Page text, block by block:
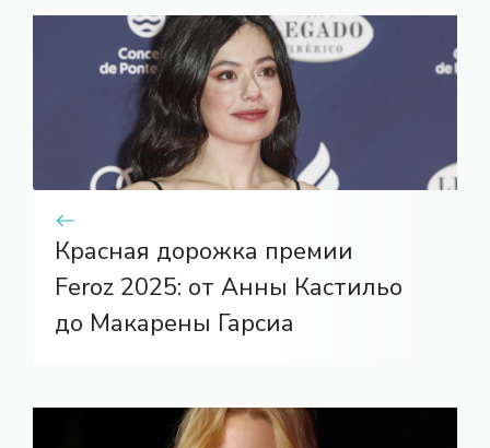
Красная дорожка премии
Feroz 2025: от Анны Кастильо
до Макарены Гарсиа